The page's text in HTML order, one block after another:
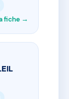
fiche →